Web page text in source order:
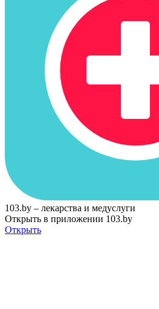
103.by – лекарства и медуслуги
Открыть в приложении 103.by
Открыть